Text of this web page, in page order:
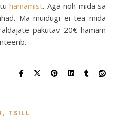
hamamist. Aga noh mida sa
Ma muidugi ei tea mida
pakutav 20€ hamam
, TSILL